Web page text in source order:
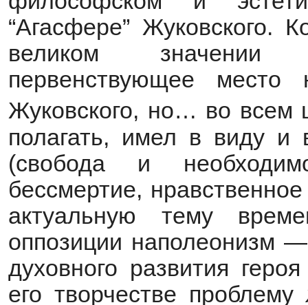
“Агасфере” Жуковского.
великом значении
первенствующее
Жуковского, но… во всем
полагать, имел в виду и
(свобода и
бессмертие,
актуальную тему
оппозиции наполеонизм
духовного развития
его творчестве проблему